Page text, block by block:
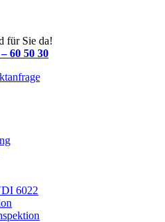
für Sie da!
60 50 30
6022